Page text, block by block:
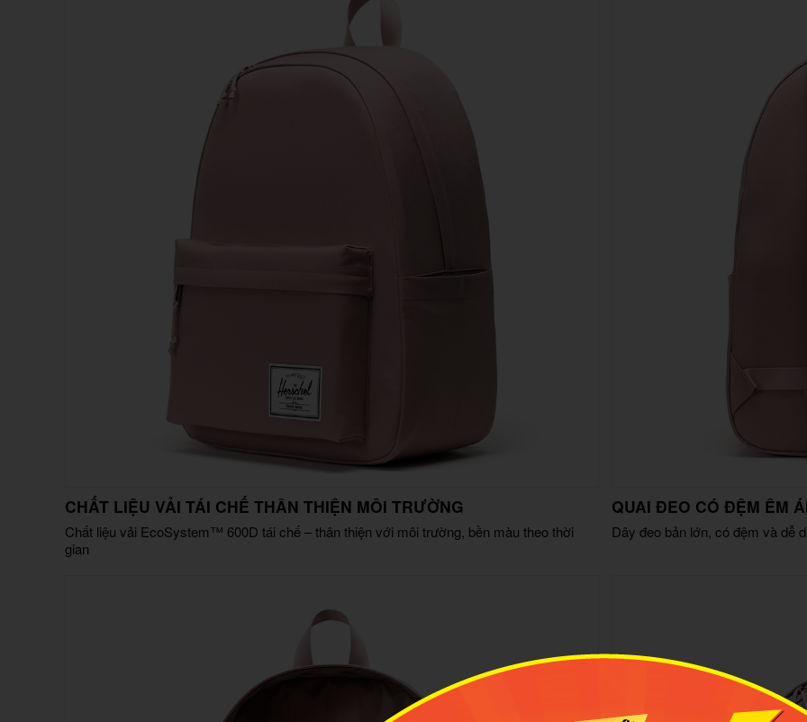
CHẤT LIỆU VẢI TÁI CHẾ THÂN THIỆN MÔI TRƯỜNG
Chất liệu vải EcoSystem™ 600D tái chế – thân thiện với môi trường, bền màu theo thời
gian
QUAI ĐEO CÓ ĐỆM ÊM
Dây đeo bản lớn, có đệm và dễ